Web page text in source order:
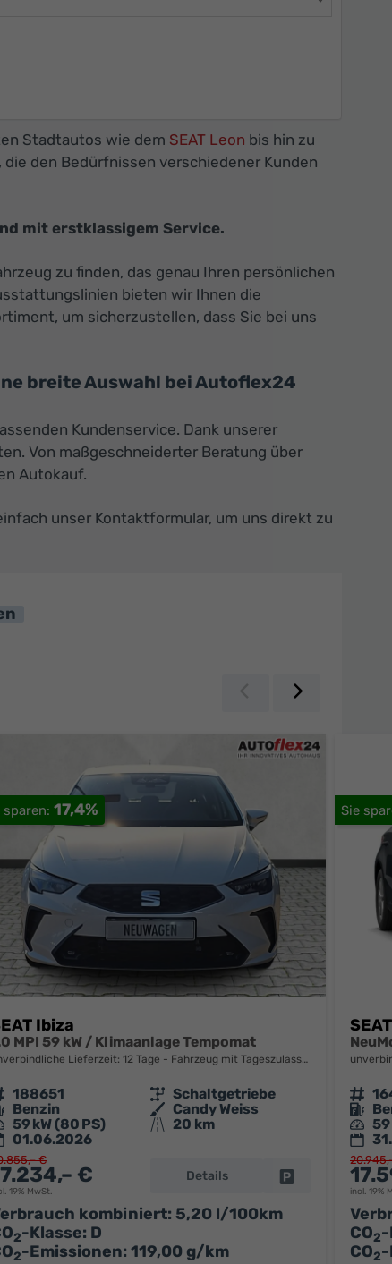
Stadtautos wie dem SEAT Leon bis hin zu
den Bedürfnissen verschiedener Kunden
mit erstklassigem Service.
zu finden, das genau Ihren persönlichen
bieten wir Ihnen die
um sicherzustellen, dass Sie bei uns
breite Auswahl bei Autoflex24
Kundenservice. Dank unserer
Von maßgeschneiderter Beratung über
Autokauf.
unser Kontaktformular, um uns direkt zu
Zurück
17,4%
Ibiza
MPI 59 kW / Klimaanlage Tempomat
Lieferzeit: 12 Tage Fahrzeug mit Tageszulassung
Fahrzeugnr. 188651 Getriebe Schaltgetriebe
Kraftstoff Benzin Außenfarbe Candy Weiss
59 kW (80 PS) Kilometerstand 20 km
01.06.2026
€
19% MwSt.
€
Details Fahrzeug parken
kombiniert: 5,20 l/100km
2-Klasse: D
2-Emissionen: 119,00 g/km
Fahrzeugnr.
Kraftstoff
Leistung 59
incl. 19%
CO2-
CO2-